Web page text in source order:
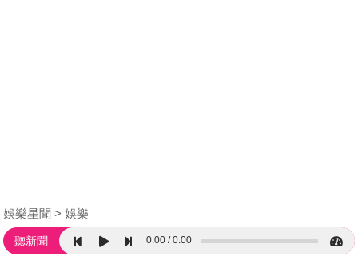
娛樂星聞 娛樂
聽新聞 0:00 0:00